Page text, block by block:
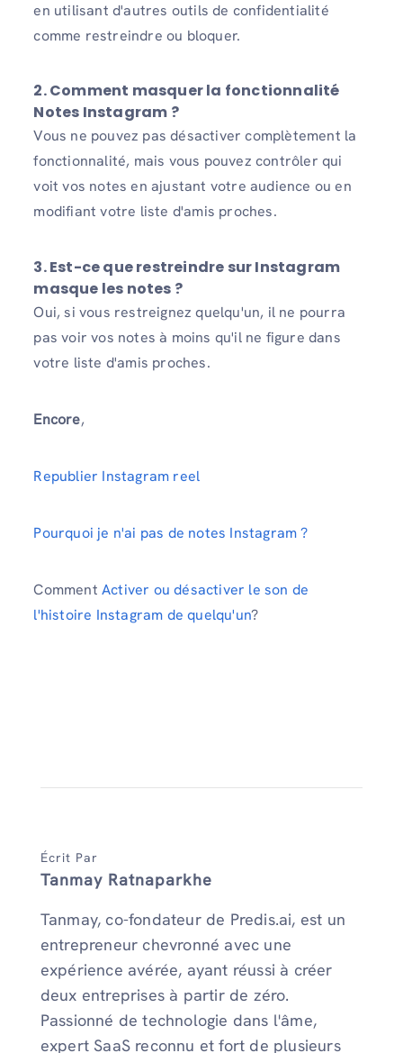
en utilisant d'autres outils de confidentialité
comme restreindre ou bloquer.
2. Comment masquer la fonctionnalité
Notes Instagram ?
Vous ne pouvez pas désactiver complètement la
fonctionnalité, mais vous pouvez contrôler qui
voit vos notes en ajustant votre audience ou en
modifiant votre liste d'amis proches.
3. Est-ce que restreindre sur Instagram
masque les notes ?
Oui, si vous restreignez quelqu'un, il ne pourra
pas voir vos notes à moins qu'il ne figure dans
votre liste d'amis proches.
Encore,
Republier Instagram reel
Pourquoi je n'ai pas de notes Instagram ?
Comment Activer ou désactiver le son de
l'histoire Instagram de quelqu'un?
Écrit Par
Tanmay Ratnaparkhe
Tanmay, co-fondateur de Predis.ai, est un
entrepreneur chevronné avec une
expérience avérée, ayant réussi à créer
deux entreprises à partir de zéro.
Passionné de technologie dans l'âme,
expert SaaS reconnu et fort de plusieurs